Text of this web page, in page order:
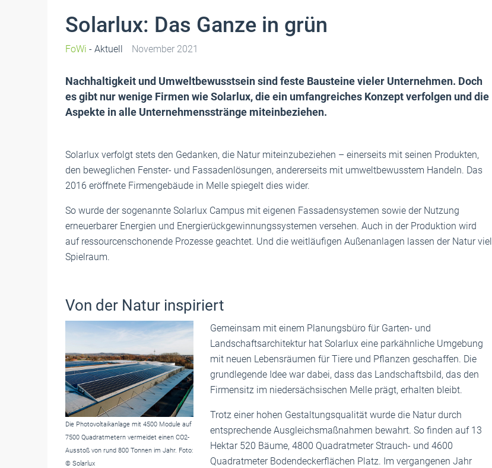
Solarlux: Das Ganze in grün
FoWi - Aktuell November 2021
Nachhaltigkeit und Umweltbewusstsein sind feste Bausteine vieler Unternehmen. Doch
es gibt nur wenige Firmen wie Solarlux, die ein umfangreiches Konzept verfolgen und die
Aspekte in alle Unternehmensstränge miteinbeziehen.
Solarlux verfolgt stets den Gedanken, die Natur miteinzubeziehen – einerseits mit seinen Produkten,
den beweglichen Fenster- und Fassadenlösungen, andererseits mit umweltbewusstem Handeln. Das
2016 eröffnete Firmengebäude in Melle spiegelt dies wider.
So wurde der sogenannte Solarlux Campus mit eigenen Fassadensystemen sowie der Nutzung
erneuerbarer Energien und Energierückgewinnungssystemen versehen. Auch in der Produktion wird
auf ressourcenschonende Prozesse geachtet. Und die weitläufigen Außenanlagen lassen der Natur viel
Spielraum.
Von der Natur inspiriert
Die Photovoltaikanlage mit 4500 Module auf
7500 Quadratmetern vermeidet einen CO2-
Ausstoß von rund 800 Tonnen im Jahr. Foto:
© Solarlux
Gemeinsam mit einem Planungsbüro für Garten- und
Landschaftsarchitektur hat Solarlux eine parkähnliche Umgebung
mit neuen Lebensräumen für Tiere und Pflanzen geschaffen. Die
grundlegende Idee war dabei, dass das Landschaftsbild, das den
Firmensitz im niedersächsischen Melle prägt, erhalten bleibt.
Trotz einer hohen Gestaltungsqualität wurde die Natur durch
entsprechende Ausgleichsmaßnahmen bewahrt. So finden auf 13
Hektar 520 Bäume, 4800 Quadratmeter Strauch- und 4600
Quadratmeter Bodendeckerflächen Platz. Im vergangenen Jahr